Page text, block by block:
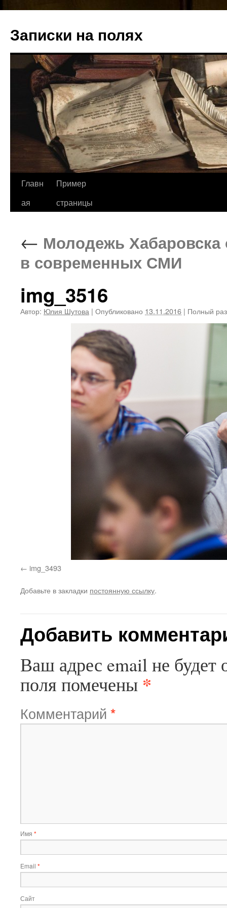
Записки на полях
Перейти
Главн
ая
Пример
страницы
← Молодежь Хабаровска
в современных СМИ
img_3516
Автор: Юлия Шутова | Опубликовано 13.11.2016 | Полный
img_3493
Добавьте в закладки постоянную ссылку.
Добавить
Ваш адрес email не будет
поля помечены *
Комментарий *
Имя *
Email *
Сайт